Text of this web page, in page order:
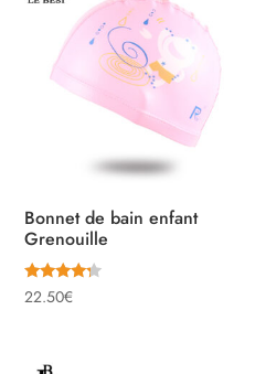
Bonnet de bain enfant
Grenouille
Note
4.00
22.50€